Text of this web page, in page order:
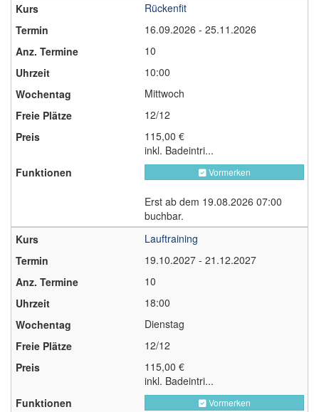
Rückenfit
16.09.2026 - 25.11.2026
10
10:00
Mittwoch
12/12
115,00 €
inkl. Badeintri...
Vormerken
Erst ab dem 19.08.2026 07:00
buchbar.
Lauftraining
19.10.2027 - 21.12.2027
10
18:00
Dienstag
12/12
115,00 €
inkl. Badeintri...
Vormerken